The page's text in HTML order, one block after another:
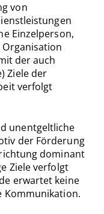
von
Einzelperson,
der auch
Ziele der
verfolgt
unentgeltliche
der Förderung
dominant
Ziele verfolgt
erwartet keine
Kommunikation.